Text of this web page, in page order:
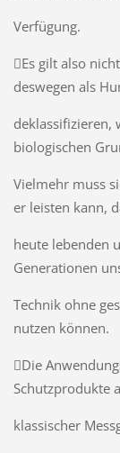
Verfügung.
Es gilt also
deswegen als
deklassifizieren,
biologischen
Vielmehr muss
er leisten kann,
heute lebenden
Generationen
Technik ohne
nutzen können.
Die
Schutzprodukte
klassischer